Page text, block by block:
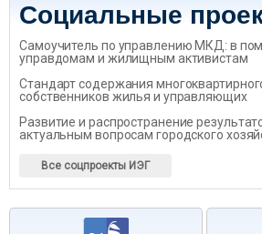
Социальные
Самоучитель по управлению МКД: в
управдомам и жилищным активистам
Стандарт содержания
собственников жилья и управляющих
Развитие и распространение
актуальным вопросам городского
Все соцпроекты ИЭГ